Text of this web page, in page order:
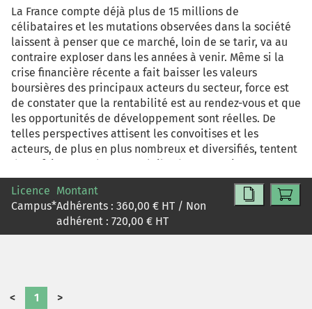
La France compte déjà plus de 15 millions de
célibataires et les mutations observées dans la société
laissent à penser que ce marché, loin de se tarir, va au
contraire exploser dans les années à venir. Même si la
crise financière récente a fait baisser les valeurs
boursières des principaux acteurs du secteur, force est
de constater que la rentabilité est au rendez-vous et que
les opportunités de développement sont réelles. De
telles perspectives attisent les convoitises et les
acteurs, de plus en plus nombreux et diversifiés, tentent
de se faire une place au soleil. Réseaux sociaux, agences
matrimoniales traditionnelles « brick and mortar» et
sites de rencontres se partagent un marché mondial
estimé à 1 milliard de dollars. Dans ce contexte, Meetic,
près avoir expérimenté un modèle économique de
plus récemment aux femmes. Le site explore aussi de
nouvelles voies comme les programmes d'affiliation, de
Licence
Campus*
Montant
Adhérents : 360,00 € HT / Non
adhérent : 720,00 € HT
< 1 >